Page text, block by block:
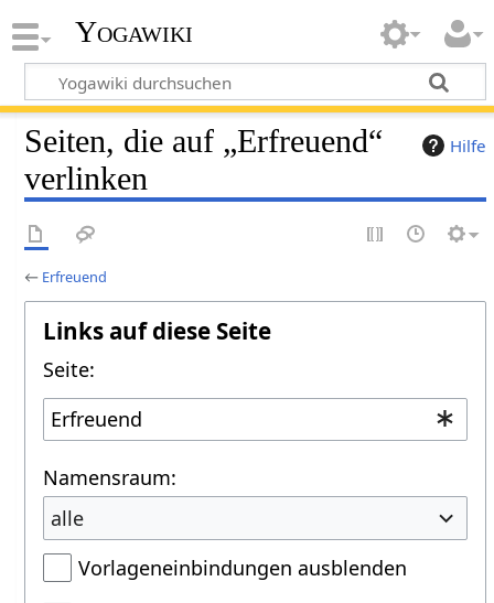
Yogawiki
Hilfe
Seiten, die auf „Erfreuend“
verlinken
← Erfreuend
Links auf diese Seite
Seite:
Namensraum:
alle
Vorlageneinbindungen ausblenden